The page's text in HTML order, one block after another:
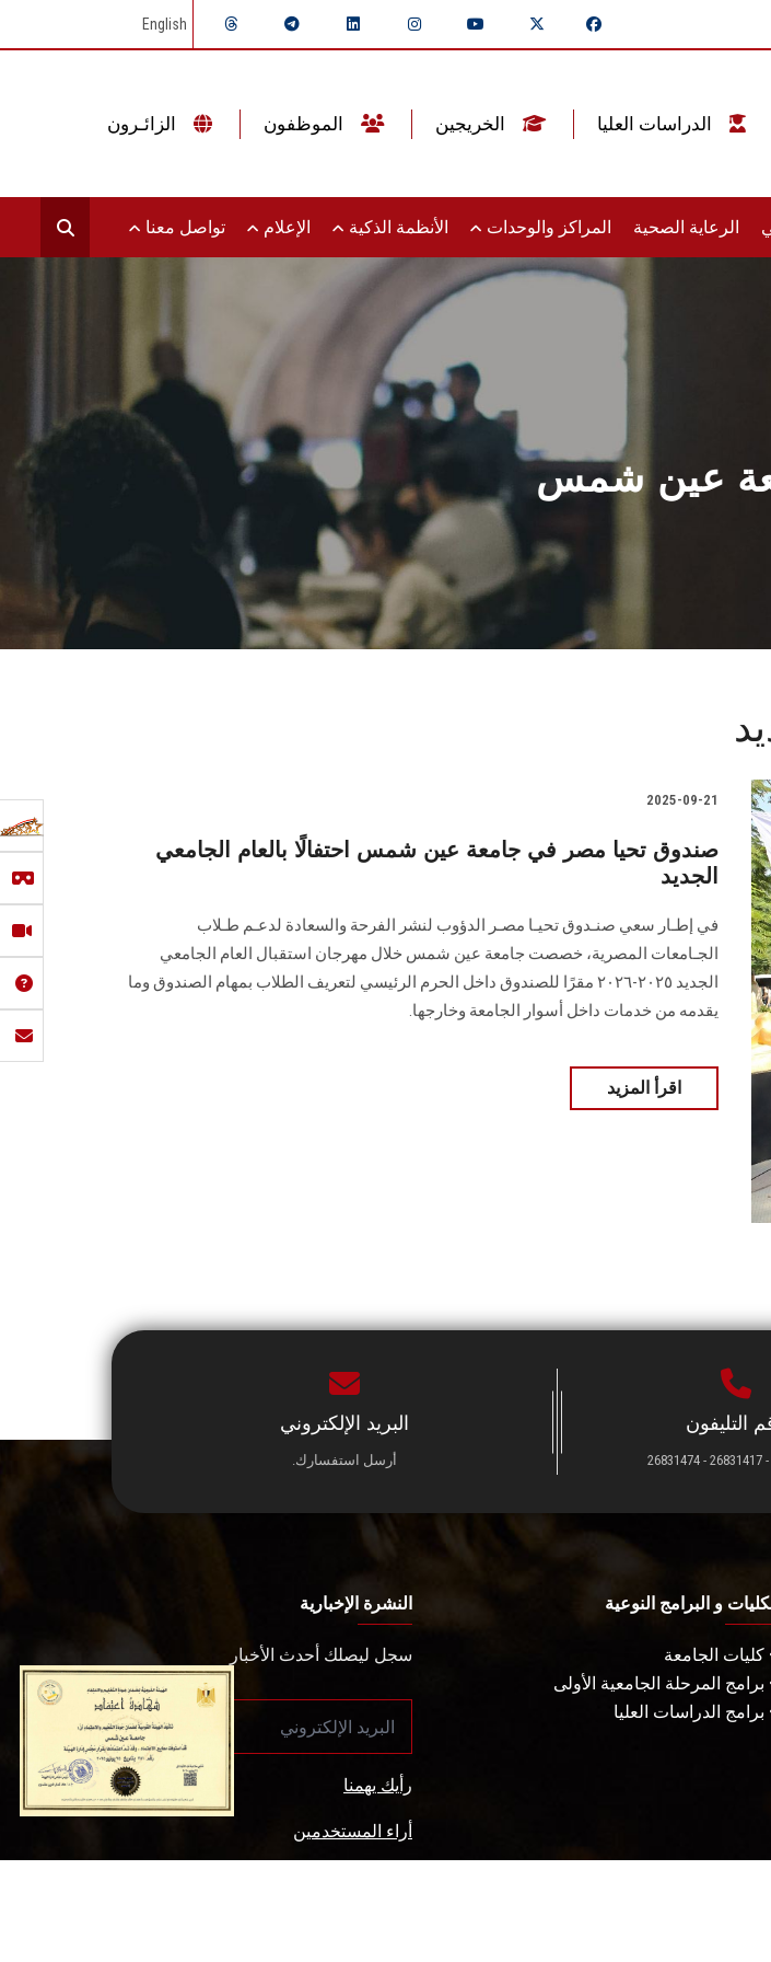
English
الرعاية الصحية المراكز والوحدات الأنظمة الذكية الإعلام تواصل معنا
عين شمس
2025-09-21
صندوق تحيا مصر في جامعة عين شمس احتفالًا بالعام الجامعي
الجديد
في إطـار سعي صنـدوق تحيـا مصـر الدؤوب لنشر الفرحة والسعادة لدعـم طـلاب
الجـامعات المصرية، خصصت جامعة عين شمس خلال مهرجان استقبال العام الجامعي
الجديد ٢٠٢٥-٢٠٢٦ مقرًا للصندوق داخل الحرم الرئيسي لتعريف الطلاب بمهام الصندوق وما
يقدمه من خدمات داخل أسوار الجامعة وخارجها.
اقرأ المزيد
التليفون البريد الإلكتروني
أرسل استفسارك.
و البرامج النوعية
كليات الجامعة
برامج المرحلة الجامعية الأولى
برامج الدراسات العليا
النشرة الإخبارية
سجل ليصلك أحدث الأخبار
رأيك يهمنا
أراء المستخدمين